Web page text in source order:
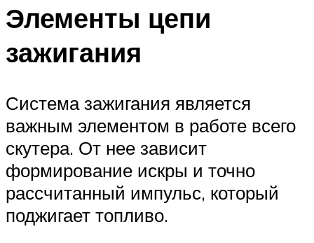
Элементы цепи
зажигания
Система зажигания является
важным элементом в работе всего
скутера. От нее зависит
формирование искры и точно
рассчитанный импульс, который
поджигает топливо.